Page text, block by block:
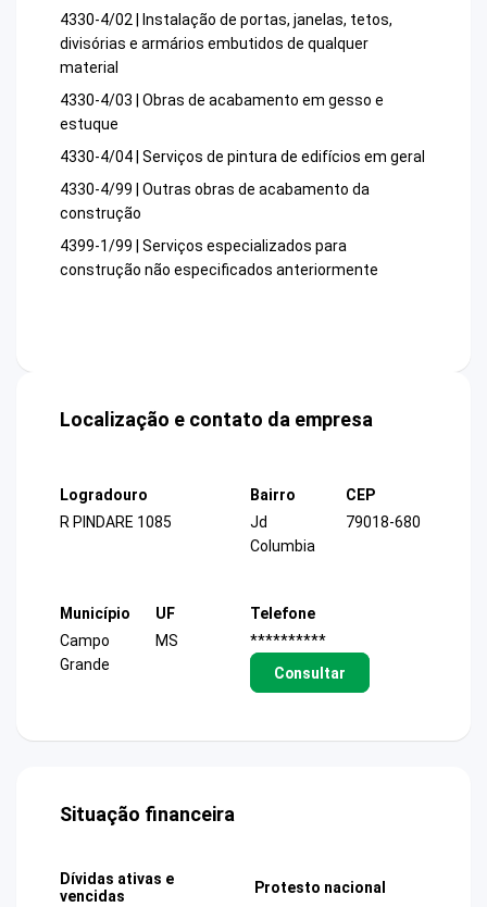
4330-4/02 | Instalação de portas, janelas, tetos,
divisórias e armários embutidos de qualquer
material
4330-4/03 | Obras de acabamento em gesso e
estuque
4330-4/04 | Serviços de pintura de edifícios em geral
4330-4/99 | Outras obras de acabamento da
construção
4399-1/99 | Serviços especializados para
construção não especificados anteriormente
Localização e contato da empresa
Logradouro
R PINDARE 1085
Bairro
Jd
Columbia
CEP
79018-680
Município
Campo
Grande
UF
MS
Telefone
**********
Consultar
Situação financeira
Dívidas ativas e
vencidas
Protesto nacional